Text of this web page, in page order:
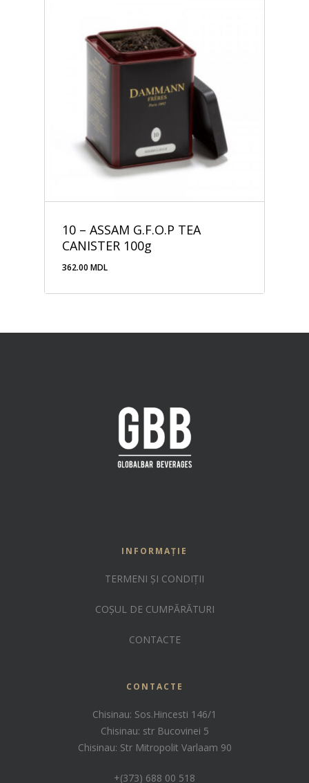
10 – ASSAM G.F.O.P TEA
CANISTER 100g
362.00 MDL
INFORMAȚIE
TERMENI ȘI CONDIȚII
COȘUL DE CUMPĂRĂTURI
CONTACTE
CONTACTE
Chisinau: Sos.Hincesti 146/1
Chisinau: str Bucovinei 5
Chisinau: Str Mitropolit Varlaam 90
+(373) 688 00 518